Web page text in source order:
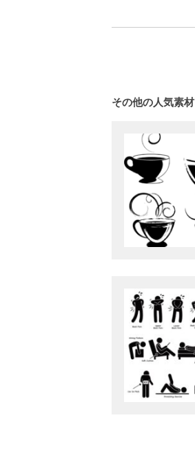
その他の人気素材